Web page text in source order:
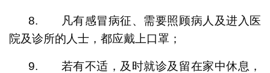
8. 凡有感冒病征、需要照顾病人及进入医
院及诊所的人士，都应戴上口罩；
9. 若有不适，及时就诊及留在家中休息，